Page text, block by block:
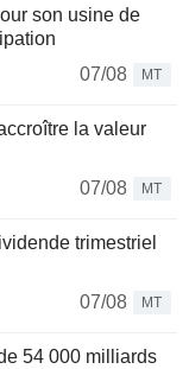
son usine de
07/08
MT
la valeur
07/08
MT
trimestriel
07/08
MT
54 000 milliards